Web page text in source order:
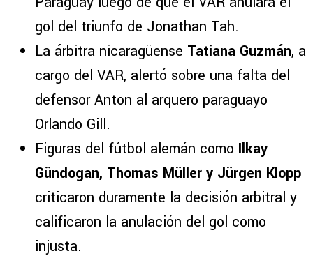
gol del triunfo de Jonathan Tah.
La árbitra nicaragüense Tatiana Guzmán, a
cargo del VAR, alertó sobre una falta del
defensor Anton al arquero paraguayo
Orlando Gill.
Figuras del fútbol alemán como Ilkay
Gündogan, Thomas Müller y Jürgen Klopp
criticaron duramente la decisión arbitral y
calificaron la anulación del gol como
injusta.